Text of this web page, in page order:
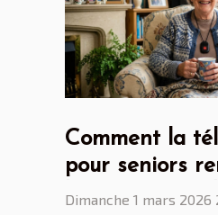
Comment la
pour seniors
l'autonomie à
Dimanche 1 mars 2026